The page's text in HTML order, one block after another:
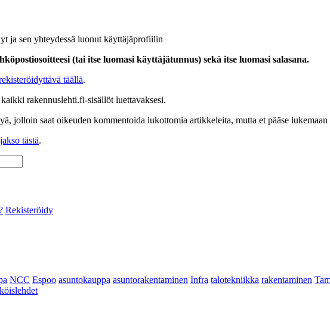
ja sen yhteydessä luonut käyttäjäprofiilin
(tai itse luomasi käyttäjätunnus) sekä itse luomasi salasana.
täällä.
rakennuslehti.fi-sisällöt luettavaksesi.
jolloin saat oikeuden kommentoida lukottomia artikkeleita, mutta et pääse
tästä.
Rekisteröidy
NCC Espoo asuntokauppa asuntorakentaminen Infra talotekniikka rakentaminen